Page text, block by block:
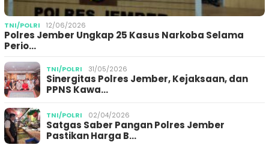
TNI/POLRI 12/06/2026
Polres Jember Ungkap 25 Kasus Narkoba Selama
Perio…
TNI/POLRI 31/05/2026
Sinergitas Polres Jember, Kejaksaan, dan
PPNS Kawa…
TNI/POLRI 02/04/2026
Satgas Saber Pangan Polres Jember
Pastikan Harga B…